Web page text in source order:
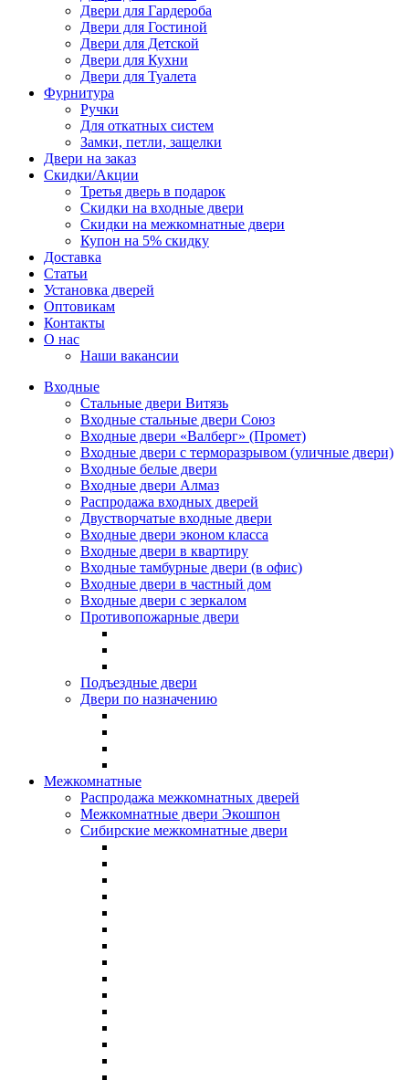
Двери для Гардероба
Двери для Гостиной
Двери для Детской
Двери для Кухни
Двери для Туалета
Фурнитура
Ручки
Для откатных систем
Замки, петли, защелки
Двери на заказ
Скидки/Акции
Третья дверь в подарок
Скидки на входные двери
Скидки на межкомнатные двери
Купон на 5% скидку
Доставка
Статьи
Установка дверей
Оптовикам
Контакты
О нас
Наши вакансии
Входные
Стальные двери Витязь
Входные стальные двери Союз
Входные двери «Валберг» (Промет)
Входные двери с терморазрывом (уличные двери)
Входные белые двери
Входные двери Алмаз
Распродажа входных дверей
Двустворчатые входные двери
Входные двери эконом класса
Входные двери в квартиру
Входные тамбурные двери (в офис)
Входные двери в частный дом
Входные двери с зеркалом
Противопожарные двери
Подъездные двери
Двери по назначению
Межкомнатные
Распродажа межкомнатных дверей
Межкомнатные двери Экошпон
Сибирские межкомнатные двери